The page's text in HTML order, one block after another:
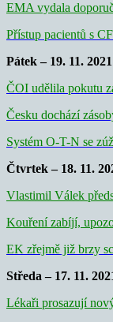
EMA vydala
Přístup pacientů s
Pátek – 19. 11. 2021
ČOI udělila pokutu
Česku dochází
Systém O-T-N se
Čtvrtek – 18. 11.
Vlastimil Válek
Kouření zabíjí,
EK zřejmě již brzy
Středa – 17. 11.
Lékaři prosazují